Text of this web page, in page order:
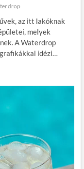
az itt lakóknak
melyek
A Waterdrop
idézi…